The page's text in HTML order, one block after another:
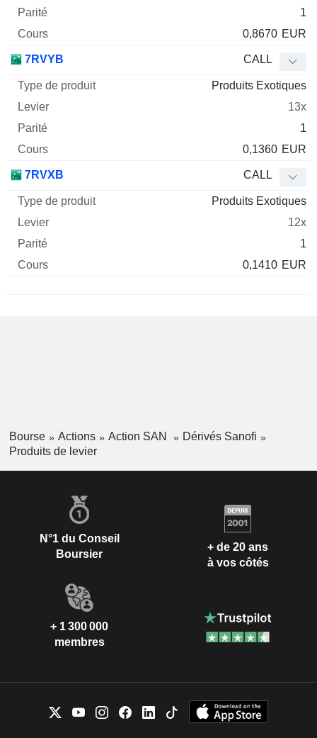
1
0,8670 EUR
7RVYB CALL
Produits Exotiques
13x
1
0,1360 EUR
7RVXB CALL
Produits Exotiques
12x
1
0,1410 EUR
Bourse Actions Action SAN
Dérivés Sanofi
Produits de levier
N°1 du Conseil
Boursier
+ de 20 ans
à vos côtés
+ 1 300 000
membres